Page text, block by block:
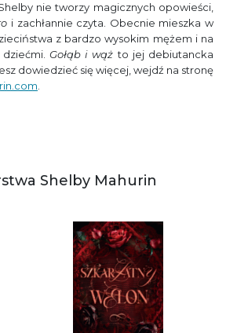
nie tworzy magicznych opowieści,
i zachłannie czyta. Obecnie mieszka w
z bardzo wysokim mężem i na
Gołąb i wąż to jej debiutancka
dowiedzieć się więcej, wejdź na stronę
Shelby Mahurin